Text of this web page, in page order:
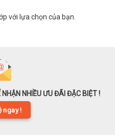
với lựa chọn của bạn.
NHIỀU ƯU ĐÃI ĐẶC BIỆT !
ngay !